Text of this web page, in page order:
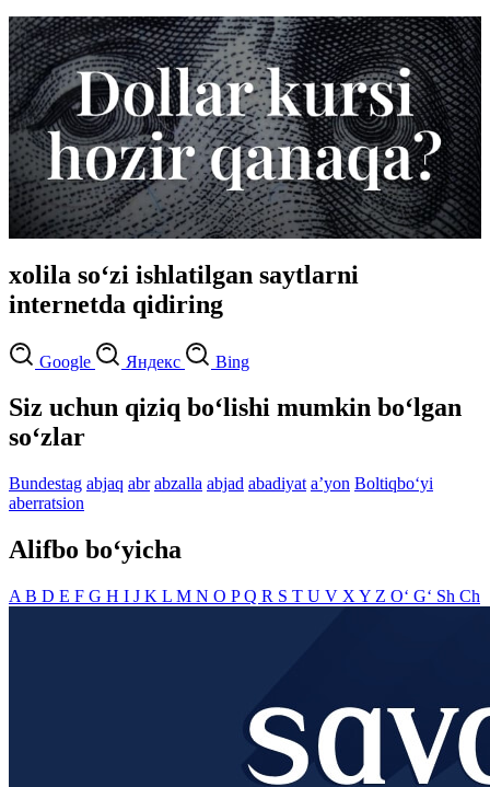
xolila so‘zi ishlatilgan saytlarni
internetda qidiring
Google Яндекс Bing
Siz uchun qiziq bo‘lishi mumkin bo‘lgan
so‘zlar
Bundestag abjaq abr abzalla abjad abadiyat aʼyon Boltiqbo‘yi
aberratsion
Alifbo bo‘yicha
A B D E F G H I J K L M N O PQ R S T U V X Y Z O‘ G‘ Sh Ch